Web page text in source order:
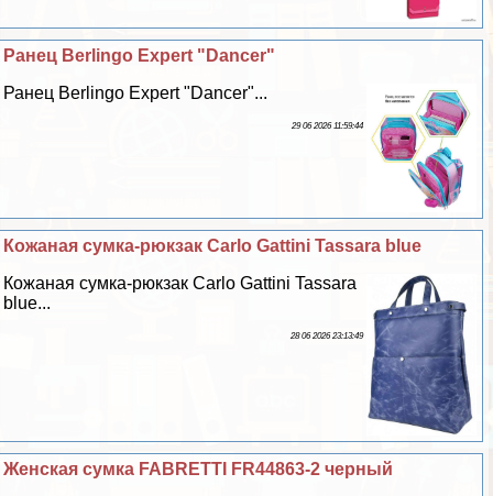
Ранец Berlingo Expert "Dancer"
Ранец Berlingo Expert "Dancer"...
29 06 2026 11:59:44
Кожаная сумка-рюкзак Carlo Gattini Tassara blue
Кожаная сумка-рюкзак Carlo Gattini Tassara
blue...
28 06 2026 23:13:49
Женская сумка FABRETTI FR44863-2 черный